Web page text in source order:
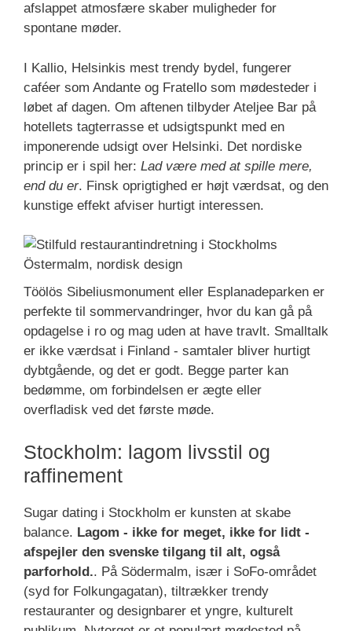
afslappet atmosfære skaber muligheder for
spontane møder.
I Kallio, Helsinkis mest trendy bydel, fungerer
caféer som Andante og Fratello som mødesteder i
løbet af dagen. Om aftenen tilbyder Ateljee Bar på
hotellets tagterrasse et udsigtspunkt med en
imponerende udsigt over Helsinki. Det nordiske
princip er i spil her: Lad være med at spille mere,
end du er. Finsk oprigtighed er højt værdsat, og den
kunstige effekt afviser hurtigt interessen.
Töölös Sibeliusmonument eller Esplanadeparken er
perfekte til sommervandringer, hvor du kan gå på
opdagelse i ro og mag uden at have travlt. Smalltalk
er ikke værdsat i Finland - samtaler bliver hurtigt
dybtgående, og det er godt. Begge parter kan
bedømme, om forbindelsen er ægte eller
overfladisk ved det første møde.
Stockholm: lagom livsstil og
raffinement
Sugar dating i Stockholm er kunsten at skabe
balance. Lagom - ikke for meget, ikke for lidt -
afspejler den svenske tilgang til alt, også
parforhold.. På Södermalm, især i SoFo-området
(syd for Folkungagatan), tiltrækker trendy
restauranter og designbarer et yngre, kulturelt